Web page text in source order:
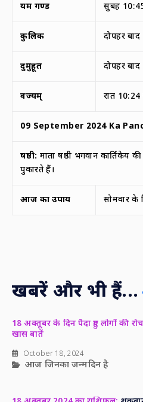
यम गण्ड सुबह
कुलिक दोपहर
दुर्मुहूर्त दोपहर
वर्ज्यम् रात
09 September 2024 Ka
षष्ठी: माता षष्ठी भगवान कार्तिकेय
पुकारते हैं।
आज का उपाय सोमवार के
खबरें और भी हैं...
18 अक्तूबर के दिन पैदा हुए लोगों की
खास बातें
October 18, 2024
आज जिनका जन्मदिन है